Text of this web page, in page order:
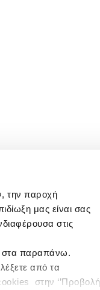
την παροχή
μας είναι σας
στις
στα παραπάνω.
από τα
στην ‘’Προβολή